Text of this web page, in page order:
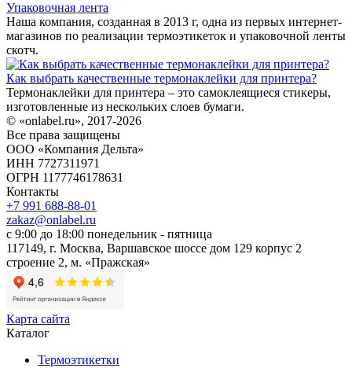
Упаковочная лента
Наша компания, созданная в 2013 г, одна из первых интернет-
магазинов по реализации термоэтикеток и упаковочной ленты
скотч.
Как выбрать качественные термонаклейки для принтера?
Термонаклейки для принтера – это самоклеящиеся стикеры,
изготовленные из нескольких слоев бумаги.
© «onlabel.ru», 2017-2026
Все права защищены
ООО «Компания Дельта»
ИНН 7727311971
ОГРН 1177746178631
Контакты
+7 991 688-88-01
zakaz@onlabel.ru
с 9:00 до 18:00 понедельник - пятница
117149, г. Москва, Варшавское шоссе дом 129 корпус 2
строение 2, м. «Пражская»
Карта сайта
Каталог
Термоэтикетки